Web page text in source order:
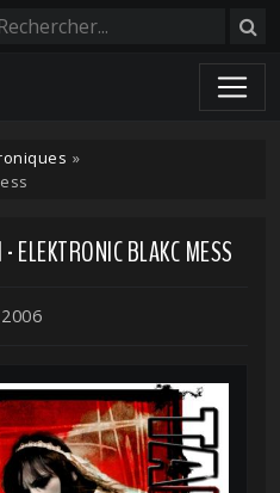
»
BLAKC MESS